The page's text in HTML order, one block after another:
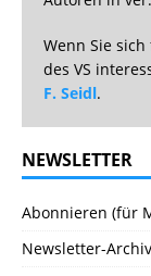
Wenn Sie
des VS
F. Seidl.
NEWSLETTER
Abonnieren (für
Newsletter-Archiv